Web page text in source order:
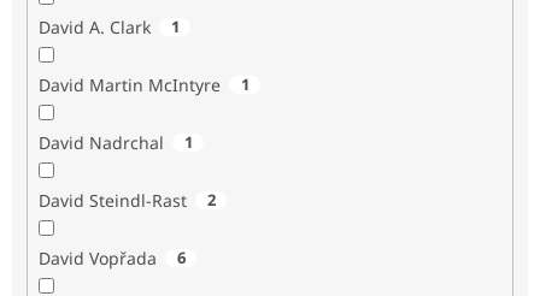
David A. Clark 1
David Martin McIntyre 1
David Nadrchal 1
David Steindl-Rast 2
David Vopřada 6